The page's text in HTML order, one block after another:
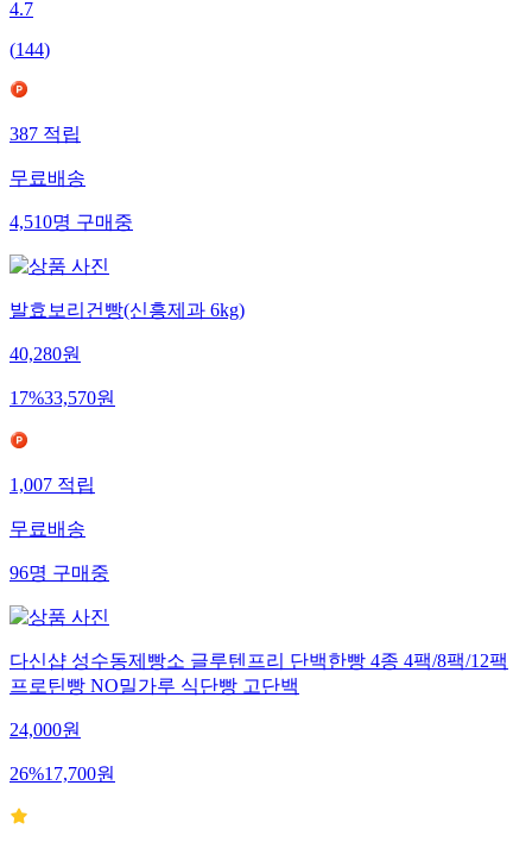
4.7
(144)
387적립
무료배송
4,510명구매중
발효보리건빵(신흥제과 6kg)
40,280원
17%33,570원
1,007적립
무료배송
96명구매중
다신샵 성수동제빵소 글루텐프리 단백한빵 4종 4팩/8팩/12팩
프로틴빵 NO밀가루 식단빵 고단백
24,000원
26%17,700원